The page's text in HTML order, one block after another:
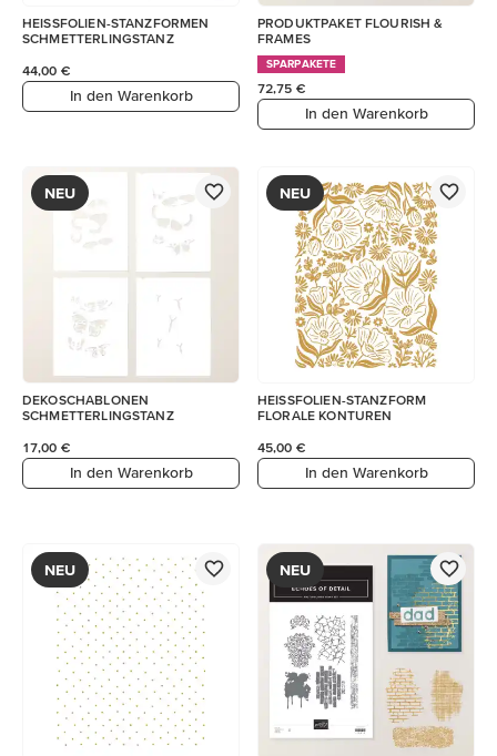
HEISSFOLIEN-STANZFORMEN
SCHMETTERLINGSTANZ
44,00 €
In den Warenkorb
PRODUKTPAKET FLOURISH &
FRAMES
SPARPAKETE
72,75 €
In den Warenkorb
NEU
DEKOSCHABLONEN
SCHMETTERLINGSTANZ
17,00 €
In den Warenkorb
NEU
HEISSFOLIEN-STANZFORM
FLORALE KONTUREN
45,00 €
In den Warenkorb
NEU NEU